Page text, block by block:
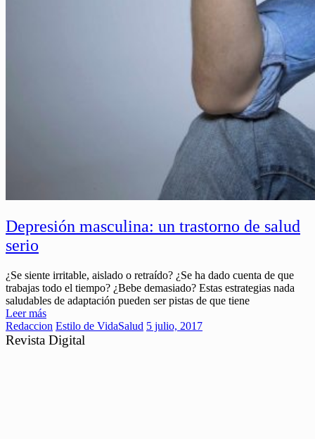
Depresión masculina: un trastorno de salud
serio
¿Se siente irritable, aislado o retraído? ¿Se ha dado cuenta de que
trabajas todo el tiempo? ¿Bebe demasiado? Estas estrategias nada
saludables de adaptación pueden ser pistas de que tiene
Leer más
Redaccion Estilo de VidaSalud 5 julio, 2017
Revista Digital